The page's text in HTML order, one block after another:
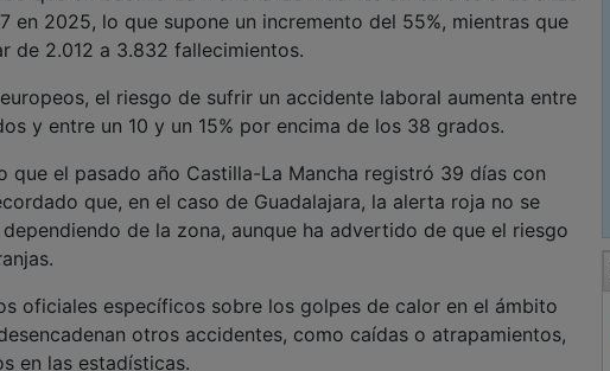
2025, lo que supone un incremento del 55%, mientras que
de 2.012 a 3.832 fallecimientos.
el riesgo de sufrir un accidente laboral aumenta entre
y entre un 10 y un 15% por encima de los 38 grados.
que el pasado año Castilla-La Mancha registró 39 días con
que, en el caso de Guadalajara, la alerta roja no se
de la zona, aunque ha advertido de que el riesgo
oficiales específicos sobre los golpes de calor en el ámbito
otros accidentes, como caídas o atrapamientos,
en las estadísticas.